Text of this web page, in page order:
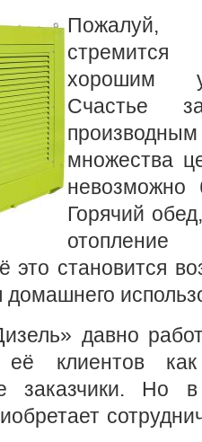
Пожалуй,
хорошим
Счастье
множества
невозможно
Горячий
отопление
это становится
домашнего
давно
клиентов
заказчики. Но